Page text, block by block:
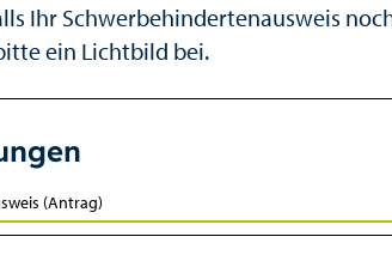
Ihr Schwerbehindertenausweis
ein Lichtbild bei.
(Antrag)